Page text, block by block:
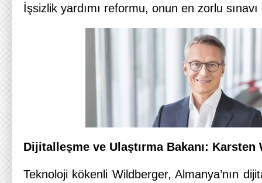
İşsizlik yardımı reformu, onun en zorlu
Dijitalleşme ve Ulaştırma Bakanı: Karsten
Teknoloji kökenli Wildberger, Almanya’nın